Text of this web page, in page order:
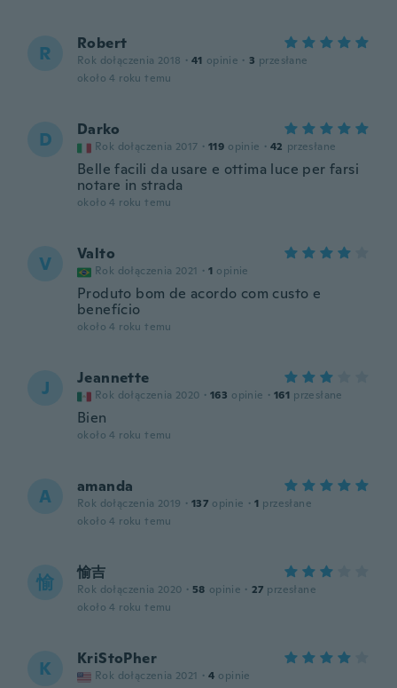
R Robert
Rok dołączenia 2018 · 41 opinie · 3 przesłane
około 4 roku temu
D Darko
Rok dołączenia 2017 · 119 opinie · 42 przesłane
Belle facili da usare e ottima luce per farsi
notare in strada
około 4 roku temu
V Valto
Rok dołączenia 2021 · 1 opinie
Produto bom de acordo com custo e
benefício
około 4 roku temu
J Jeannette
Rok dołączenia 2020 · 163 opinie · 161 przesłane
Bien
około 4 roku temu
A amanda
Rok dołączenia 2019 · 137 opinie · 1 przesłane
około 4 roku temu
愉 愉吉
Rok dołączenia 2020 · 58 opinie · 27 przesłane
około 4 roku temu
K KriStoPher
Rok dołączenia 2021 · 4 opinie